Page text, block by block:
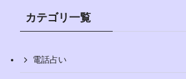
カテゴリ一覧
電話占い